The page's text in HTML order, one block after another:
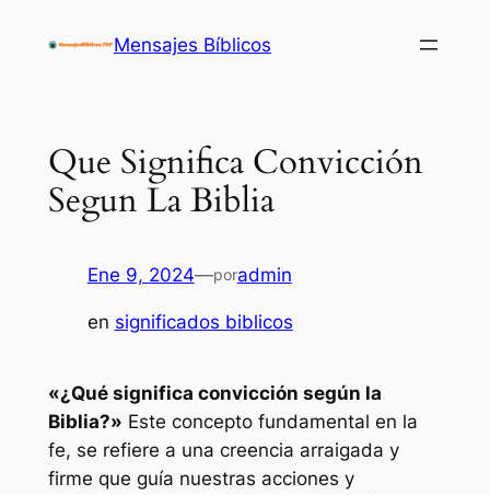
Mensajes Bíblicos
Que Significa Convicción
Segun La Biblia
Ene 9, 2024—poradmin
en significados biblicos
«¿Qué significa convicción según la
Biblia?» Este concepto fundamental en la
fe, se refiere a una creencia arraigada y
firme que guía nuestras acciones y